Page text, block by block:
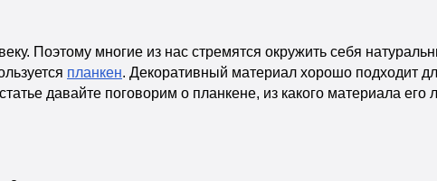
Поэтому многие из нас стремятся окружить себя
планкен. Декоративный материал хорошо подходит
давайте поговорим о планкене, из какого материала его